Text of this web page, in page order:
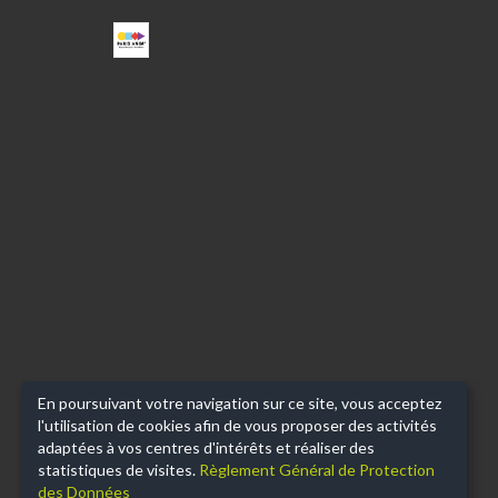
ESPACE
BEAUJON
En poursuivant votre navigation sur ce site, vous acceptez
l'utilisation de cookies afin de vous proposer des activités
adaptées à vos centres d'intérêts et réaliser des
statistiques de visites. Règlement Général de Protection
des Données